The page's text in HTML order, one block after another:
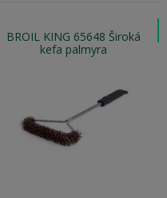
BROIL KING 65648 Široká
kefa palmyra